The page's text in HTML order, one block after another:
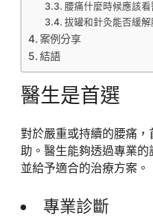
腰痛什麼時候應該看
拔罐和針灸能否緩解
案例分享
結語
醫生是首選
對於嚴重或持續的腰痛
助。醫生能夠透過專業的
並給予適合的治療方案。
專業診斷